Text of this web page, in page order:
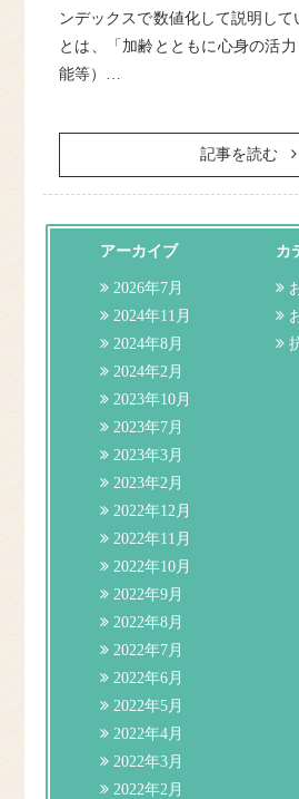
ンデックスで数値化して説明し
とは、「加齢とともに心身の活
能等）…
記事を読む
アーカイブ
2026年7月
2024年11月
2024年8月
2024年2月
2023年10月
2023年7月
2023年3月
2023年2月
2022年12月
2022年11月
2022年10月
2022年9月
2022年8月
2022年7月
2022年6月
2022年5月
2022年4月
2022年3月
2022年2月
カ
訪問診療につ
よくある質問
お問合せ